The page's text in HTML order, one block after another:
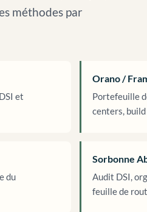
méthodes par
et
Orano /
Portefeuille
centers,
du
Sorbonne
Audit DSI,
feuille de